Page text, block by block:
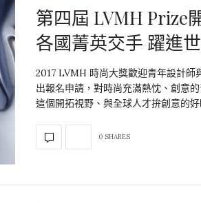
第四屆 LVMH Prize
各國菁英交手 躍進
2017 LVMH 時尚大獎歡迎青年設計師
出報名申請，對時尚充滿熱忱、創意
這個開拓視野、與全球人才拚創意的好
0 SHARES